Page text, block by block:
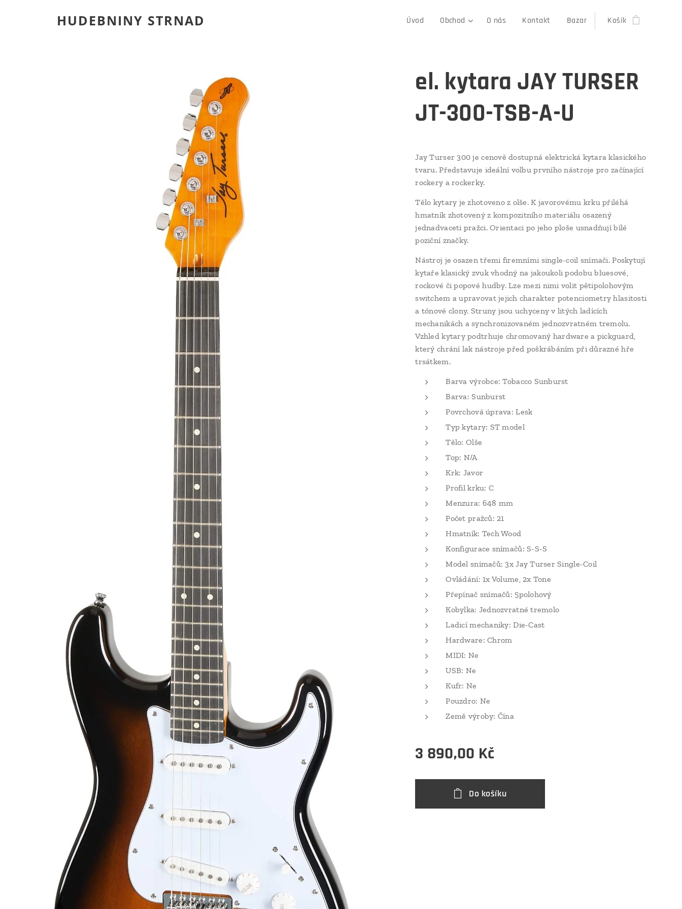
HUDEBNINY STRNAD Úvod Obchod O nás Kontakt Bazar Košík
el. kytara JAY TURSER
JT-300-TSB-A-U
Jay Turser 300 je cenově dostupná elektrická kytara klasického
tvaru. Představuje ideální volbu prvního nástroje pro začínající
rockery a rockerky.
Tělo kytary je zhotoveno z olše. K javorovému krku přiléhá
hmatník zhotovený z kompozitního materiálu osazený
jednadvaceti pražci. Orientaci po jeho ploše usnadňují bílé
poziční značky.
Nástroj je osazen třemi firemními single-coil snímači. Poskytují
kytaře klasický zvuk vhodný na jakoukoli podobu bluesové,
rockové či popové hudby. Lze mezi nimi volit pětipolohovým
switchem a upravovat jejich charakter potenciometry hlasitosti
a tónové clony. Struny jsou uchyceny v litých ladících
mechanikách a synchronizovaném jednozvratném tremolu.
Vzhled kytary podtrhuje chromovaný hardware a pickguard,
který chrání lak nástroje před poškrábáním při důrazné hře
trsátkem.
Barva výrobce: Tobacco Sunburst
Barva: Sunburst
Povrchová úprava: Lesk
Typ kytary: ST model
Tělo: Olše
Top: N/A
Krk: Javor
Profil krku: C
Menzura: 648 mm
Počet pražců: 21
Hmatník: Tech Wood
Konfigurace snímačů: S-S-S
Model snímačů: 3x Jay Turser Single-Coil
Ovládání: 1x Volume, 2x Tone
Přepínač snímačů: 5polohový
Kobylka: Jednozvratné tremolo
Ladicí mechaniky: Die-Cast
Hardware: Chrom
MIDI: Ne
USB: Ne
Kufr: Ne
Pouzdro: Ne
Země výroby: Čína
3 890,00 Kč
Do košíku